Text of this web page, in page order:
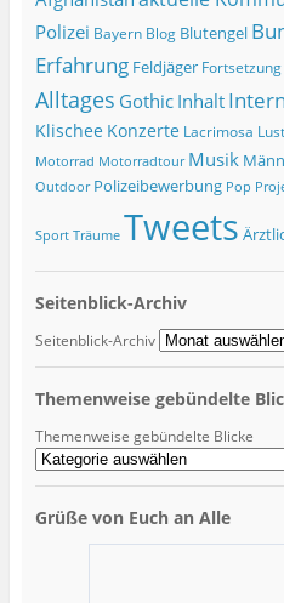
Polizei Bayern Blog Blutengel
Erfahrung Feldjäger
Alltages Gothic Inhalt
Klischee Konzerte Lacrimosa
Motorrad Motorradtour Musik
Outdoor Polizeibewerbung Pop
Sport Träume Tweets
Seitenblick-Archiv
Seitenblick-Archiv
Themenweise gebündelte
Themenweise gebündelte Blicke
Grüße von Euch an Alle